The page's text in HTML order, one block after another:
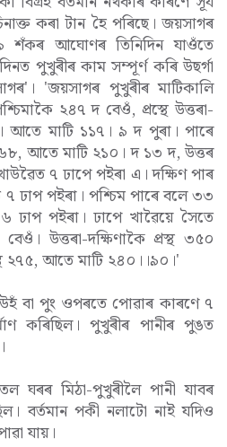
কৰা টান হৈ পৰিছে। জয়সাগৰ
শঁকৰ আঘোণৰ তিনিদিন যাওঁতে
পুখুৰীৰ কাম সম্পূৰ্ণ কৰি উছৰ্গা
'জয়সাগৰ পুখুৰীৰ মাটিকালি
২৪৭ দ বেওঁ, প্ৰস্থে উত্তৰা-
আতে মাটি ১১৭। ৯ দ পুৰা। পাৰে
আতে মাটি ২১০। দ ১৩ দ, উত্তৰ
৭ ঢাপে পইৰা এ। দক্ষিণ পাৰ
ঢাপ পইৰা। পশ্চিম পাৰে বলে ৩৩
পইৰা। ঢাপে খাৱৈয়ে সৈতে
উত্তৰা-দক্ষিণাকৈ প্ৰস্থ ৩৫০
২৭৫, আতে মাটি ২৪০।।৯০।'
বা পুং ওপৰতে পোৱাৰ কাৰণে ৭
কৰিছিল। পুখুৰীৰ পানীৰ পুঙত
মিঠা-পুখুৰীলৈ পানী যাবৰ
বৰ্তমান পকী নলাটো নাই যদিও
যায়।